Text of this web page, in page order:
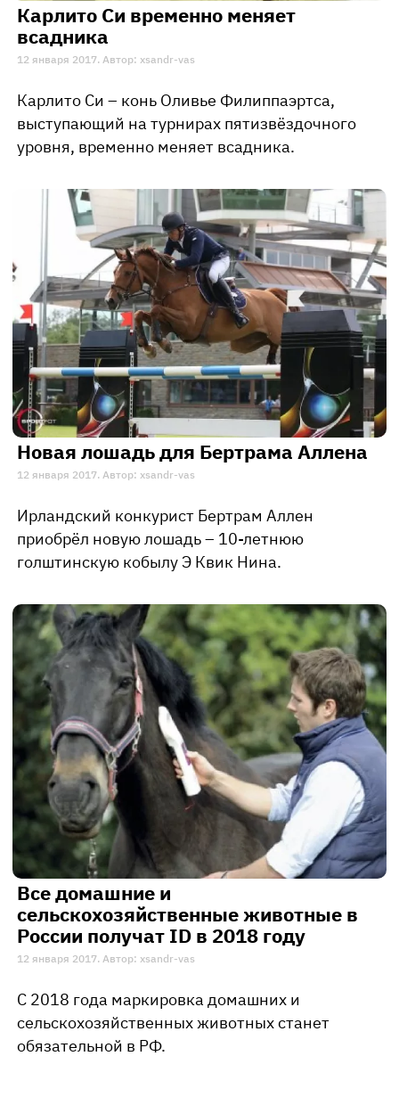
Карлито Си временно меняет
всадника
12 января 2017. Автор: xsandr-vas
Карлито Си – конь Оливье Филиппаэртса,
выступающий на турнирах пятизвёздочного
уровня, временно меняет всадника.
Новая лошадь для Бертрама Аллена
12 января 2017. Автор: xsandr-vas
Ирландский конкурист Бертрам Аллен
приобрёл новую лошадь – 10-летнюю
голштинскую кобылу Э Квик Нина.
Все домашние и
сельскохозяйственные животные в
России получат ID в 2018 году
12 января 2017. Автор: xsandr-vas
С 2018 года маркировка домашних и
сельскохозяйственных животных станет
обязательной в РФ.